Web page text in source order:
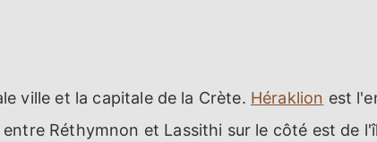
ville et la capitale de la Crète. Héraklion est
Réthymnon et Lassithi sur le côté est de